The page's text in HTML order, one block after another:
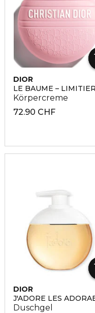
DIOR
LE BAUME –
Körpercreme
72.90 CHF
DIOR
J'ADORE LES
Duschgel